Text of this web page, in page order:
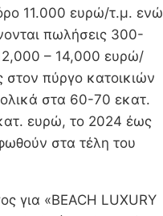
11.000 ευρώ/τ.μ. ενώ
πωλήσεις 300-
– 14,000 ευρώ/
στον πύργο κατοικιών
στα 60-70 εκατ.
ευρώ, το 2024 έως
στα τέλη του
για «BEACH LUXURY